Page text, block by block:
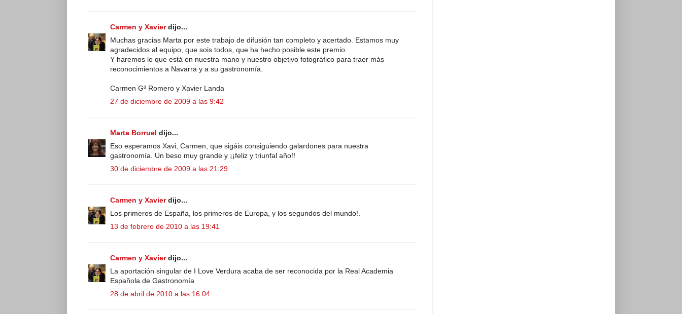
Carmen y Xavierdijo...
Muchas gracias Marta por este trabajo de difusión tan completo y acertado. Estamos muy
agradecidos al equipo, que sois todos, que ha hecho posible este premio.
Y haremos lo que está en nuestra mano y nuestro objetivo fotográfico para traer más
reconocimientos a Navarra y a su gastronomía.
Carmen Gª Romero y Xavier Landa
27 de diciembre de 2009 a las 9:42
Marta Borruel dijo...
Eso esperamos Xavi, Carmen, que sigáis consiguiendo galardones para nuestra
gastronomía. Un beso muy grande y ¡¡feliz y triunfal año!!
30 de diciembre de 2009 a las 21:29
Carmen y Xavierdijo...
Los primeros de España, los primeros de Europa, y los segundos del mundo!.
13 de febrero de 2010 a las 19:41
Carmen y Xavierdijo...
La aportación singular de I Love Verdura acaba de ser reconocida por la Real Academia
Española de Gastronomía
28 de abril de 2010 a las 16:04